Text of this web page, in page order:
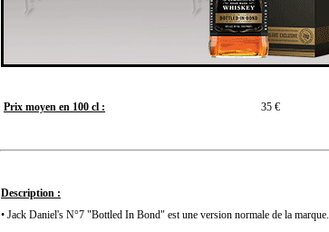
Prix moyen en 100 cl : 35 €
Description :
• Jack Daniel's N°7 "Bottled In Bond" est une version normale de la marque.